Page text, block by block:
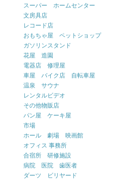
スーパー ホームセンター
文房具店
レコード店
おもちゃ屋 ペットショップ
ガソリンスタンド
花屋 造園
電器店 修理屋
車屋 バイク店 自転車屋
温泉 サウナ
レンタルビデオ
その他物販店
パン屋 ケーキ屋
市場
ホール 劇場 映画館
オフィス 事務所
合宿所 研修施設
病院 医院 歯医者
ダーツ ビリヤード